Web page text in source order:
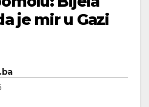
je mir u Gazi